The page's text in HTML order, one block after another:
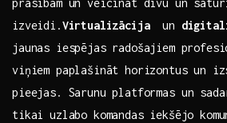
prasībām un veicināt dīvu un
izveidi.Virtualizācija​ un
jaunas iespējas‌ radošajiem
viņiem​ paplašināt horizontus un
‌pieejas. Sarunu platformas un
‌tikai uzlabo komandas ⁣iekšējo